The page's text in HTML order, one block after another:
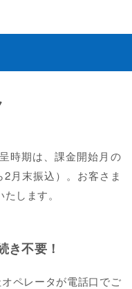
時期は、課金開始月の
月末振込）。お客さま
します。
き不要！
ペレータが電話口でご